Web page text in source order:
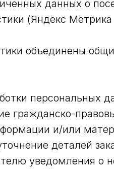
данных о
(Яндекс Метрика
объединены
персональных
гражданско-
и/или
деталей
уведомления о